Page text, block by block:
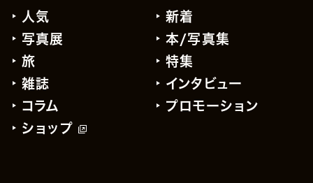
人気
新着
写真展
本/写真集
旅
特集
雑誌
インタビュー
コラム
プロモーション
ショップ